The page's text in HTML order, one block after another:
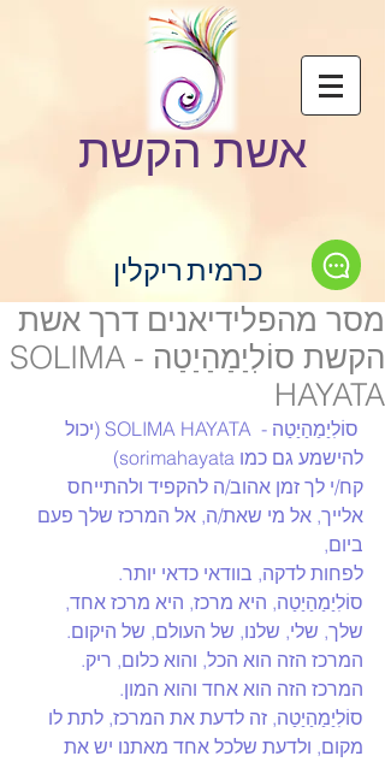
אשת הקשת
כרמית ריקלין
מסר מהפלידיאנים דרך אשת
הקשת סוֹלִיַמַהַיַטַה - SOLIMA
HAYATA
סוֹלִיַמַהַיַטַה -  SOLIMA HAYATA (יכול
להישמע גם כמו sorimahayata)
קח/י לך זמן אהוב/ה להקפיד ולהתייחס
אלייך, אל מי שאת/ה, אל המרכז שלך פעם
ביום,
לפחות לדקה, בוודאי כדאי יותר.
סוֹלִיַמַהַיַטַה, היא מרכז, היא מרכז אחד,
שלך, שלי, שלנו, של העולם, של היקום.
המרכז הזה הוא הכל, והוא כלום, ריק.
המרכז הזה הוא אחד והוא המון.
סוֹלִיַמַהַיַטַה, זה לדעת את המרכז, לתת לו
מקום, ולדעת שלכל אחד מאתנו יש את